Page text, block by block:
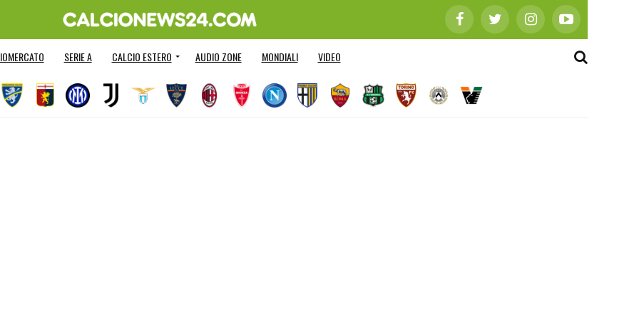
SERIE A CALCIO ESTERO AUDIO ZONE MONDIALI VIDEO